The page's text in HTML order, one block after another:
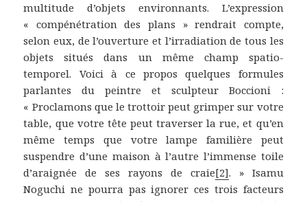
multitude d’objets environnants. L’expression
« compénétration des plans » rendrait compte,
selon eux, de l’ouverture et l’irradiation de tous les
objets situés dans un même champ spatio-
temporel. Voici à ce propos quelques formules
parlantes du peintre et sculpteur Boccioni :
« Proclamons que le trottoir peut grimper sur votre
table, que votre tête peut traverser la rue, et qu’en
même temps que votre lampe familière peut
suspendre d’une maison à l’autre l’immense toile
d’araignée de ses rayons de craie[2]. » Isamu
Noguchi ne pourra pas ignorer ces trois facteurs